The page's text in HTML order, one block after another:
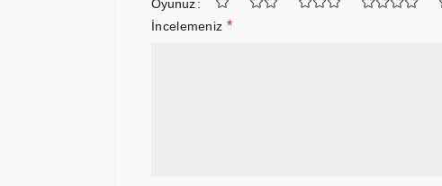
Oyunuz
İncelemeniz *